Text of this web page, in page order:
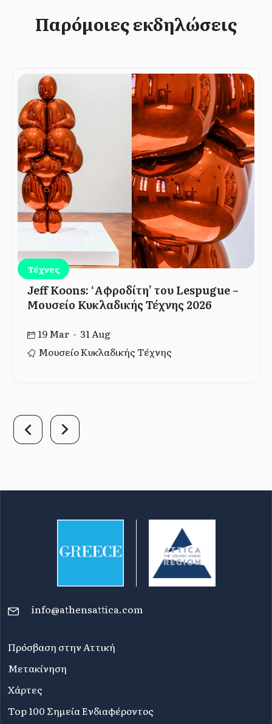
Παρόμοιες εκδηλώσεις
Τέχνες
Jeff Koons: ‘Αφροδίτη’ του Lespugue –
Μουσείο Κυκλαδικής Τέχνης 2026
19 Mar - 31 Aug
Μουσείο Κυκλαδικής Τέχνης
info@athensattica.com
Πρόσβαση στην Αττική
Μετακίνηση
Χάρτες
Top 100 Σημεία Ενδιαφέροντος